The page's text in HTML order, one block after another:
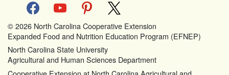
facebookyoutube pinterest
© 2026 North Carolina Cooperative Extension
Expanded Food and Nutrition Education Program (EFNEP)
North Carolina State University
Agricultural and Human Sciences Department